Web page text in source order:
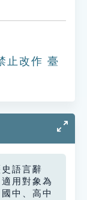
止改作 臺
語言辭
用對象為
中、高中